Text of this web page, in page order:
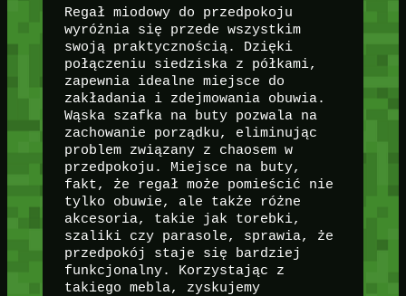
Regał miodowy do przedpokoju
wyróżnia się przede wszystkim
swoją praktycznością. Dzięki
połączeniu siedziska z półkami,
zapewnia idealne miejsce do
zakładania i zdejmowania obuwia.
Wąska szafka na buty pozwala na
zachowanie porządku, eliminując
problem związany z chaosem w
przedpokoju. Miejsce na buty,
fakt, że regał może pomieścić nie
tylko obuwie, ale także różne
akcesoria, takie jak torebki,
szaliki czy parasole, sprawia, że
przedpokój staje się bardziej
funkcjonalny. Korzystając z
takiego mebla, zyskujemy